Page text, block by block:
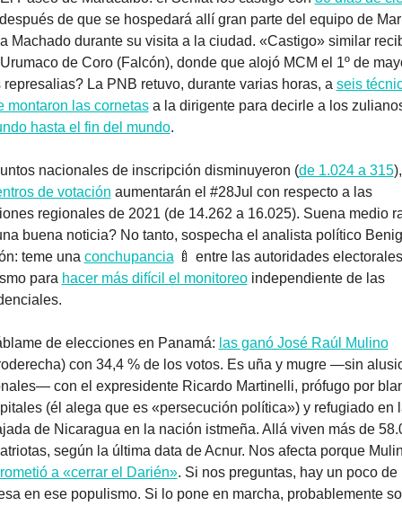
de que se hospedará allí gran parte del equipo de
Machado durante su visita a la ciudad. «Castigo» similar
de Coro (Falcón), donde que alojó MCM el 1º de
represalias? La PNB retuvo, durante varias horas, a seis
montaron las cornetas
hasta el fin del mundo.
nacionales de inscripción disminuyeron (de 1.024 a 315
de votación aumentarán el #28Jul con respecto a las
regionales de 2021 (de 14.262 a 16.025). Suena medio
buena noticia? No tanto, sospecha el analista político
teme una conchupancia 🍼 entre las autoridades
para hacer más difícil el monitoreo independiente de las
de elecciones en Panamá: las ganó José Raúl Mulino
con 34,4 % de los votos. Es uña y mugre —sin
con el expresidente Ricardo Martinelli, prófugo por
(él alega que es «persecución política») y refugiado en
de Nicaragua en la nación istmeña. Allá viven más de
según la última data de Acnur. Nos afecta porque
a «cerrar el Darién». Si nos preguntas, hay un poco de
en ese populismo. Si lo pone en marcha, probablemente